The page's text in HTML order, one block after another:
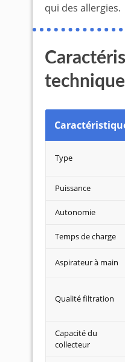
qui des allergies.
Type
Puissance
Autonomie
Temps de charge
Aspirateur à main
Qualité filtration
Capacité du
collecteur